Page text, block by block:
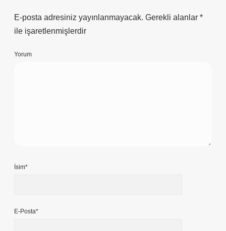
E-posta adresiniz yayınlanmayacak. Gerekli alanlar *
ile işaretlenmişlerdir
Yorum
İsim*
E-Posta*